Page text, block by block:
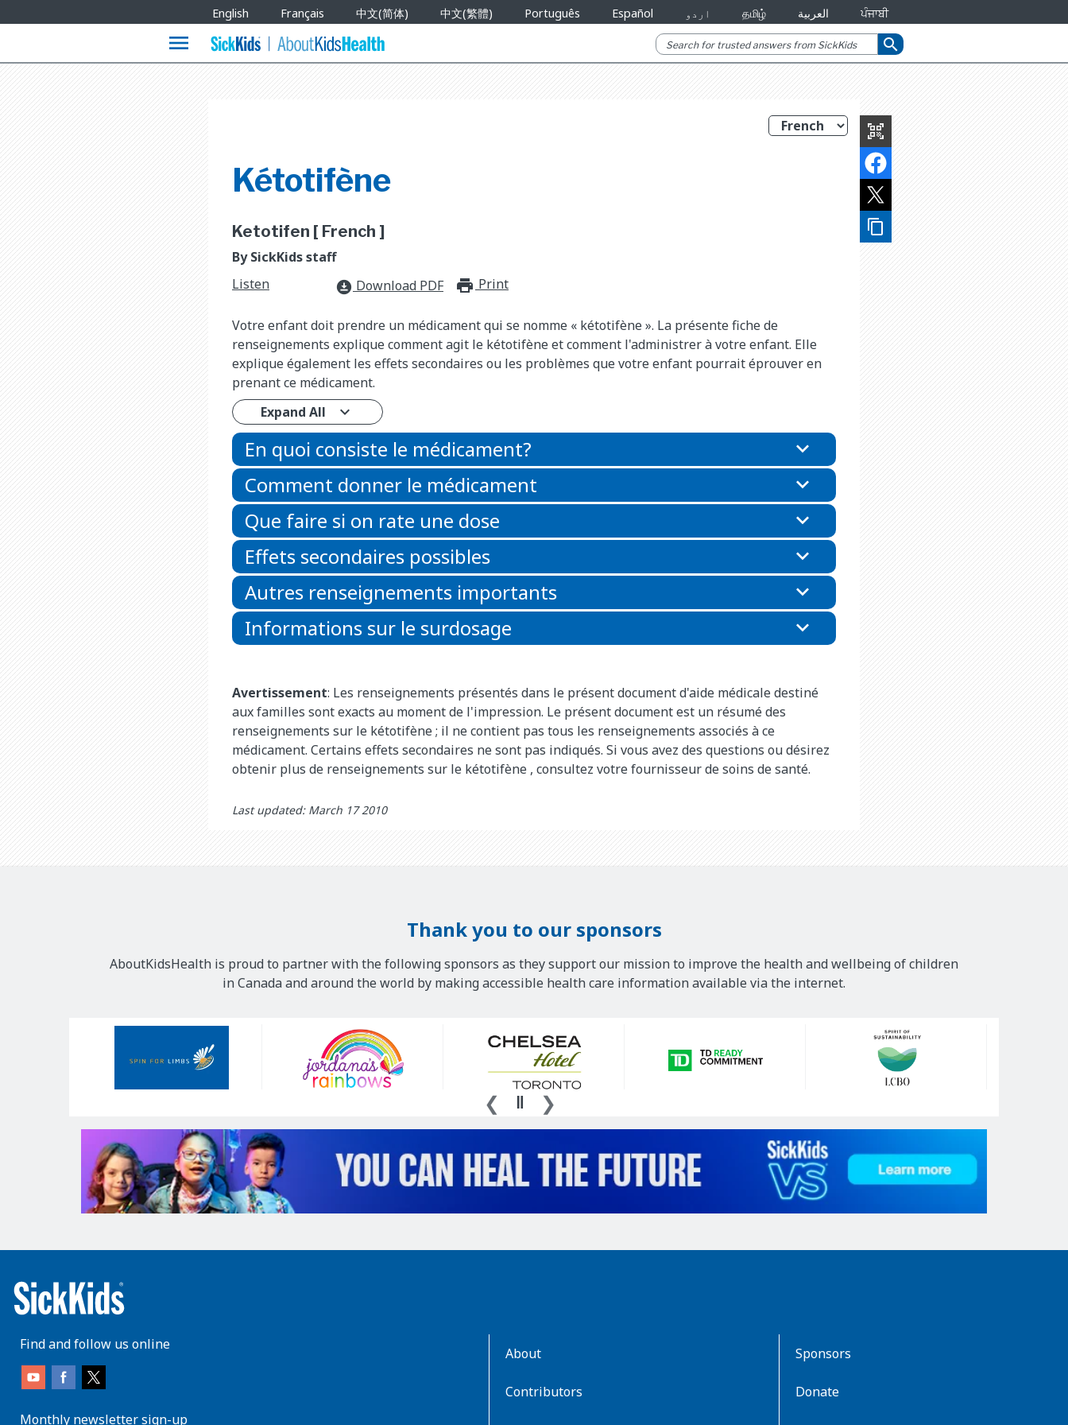
Languages
English Français 中文(简体) 中文(繁體) Português Español اردو தமிழ் العربية ਪੰਜਾਬੀ
menu search
qr_code_scanner
content_copy
Kétotifène
Ketotifen [ French ]
By SickKids staff
Listen
download_for_offline Download PDF print_for_offline
Print
Votre enfant doit prendre un médicament qui se nomme « kétotifène ». La présente fiche de
renseignements explique comment agit le kétotifène et comment l'administrer à votre enfant. Elle
explique également les effets secondaires ou les problèmes que votre enfant pourrait éprouver en
prenant ce médicament.
Expand All
En quoi consiste le médicament?
Comment donner le médicament
Que faire si on rate une dose
Effets secondaires possibles
Autres renseignements importants
Informations sur le surdosage
Avertissement: Les renseignements présentés dans le présent document d'aide médicale destiné
aux familles sont exacts au moment de l'impression. Le présent document est un résumé des
renseignements sur le kétotifène; il ne contient pas tous les renseignements associés à ce
médicament. Certains effets secondaires ne sont pas indiqués. Si vous avez des questions ou désirez
obtenir plus de renseignements sur le kétotifène , consultez votre fournisseur de soins de santé.
Last updated: March 17 2010
Thank you to our sponsors
AboutKidsHealth is proud to partner with the following sponsors as they support our mission to improve the health and wellbeing of children
in Canada and around the world by making accessible health care information available via the internet.
Find and follow us online
Monthly newsletter sign-up
About
Contributors
Sponsors
Donate